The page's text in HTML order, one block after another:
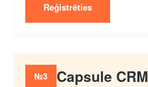
Reģistrēties
№3 Capsule CRM